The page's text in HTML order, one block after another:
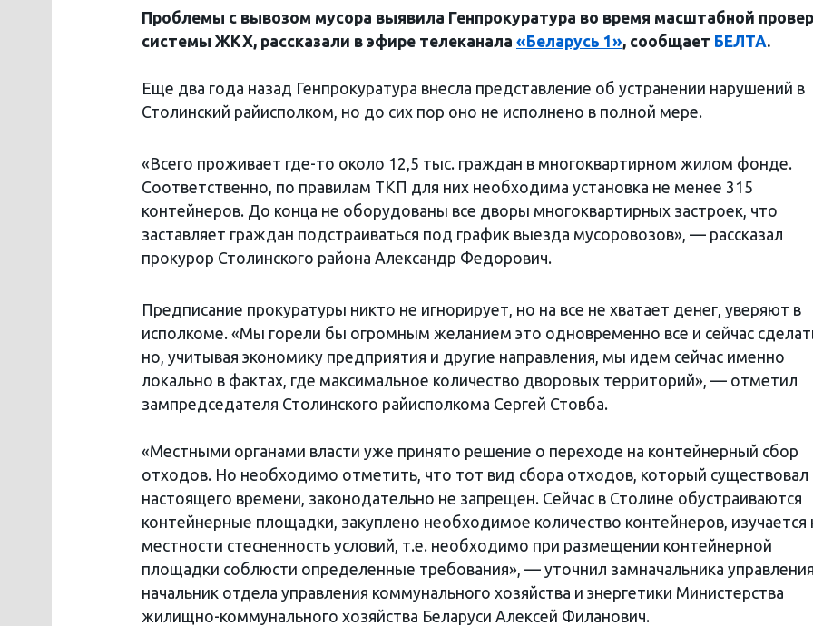
Проблемы с вывозом мусора выявила Генпрокуратура во время масштабной
системы ЖКХ, рассказали в эфире телеканала «Беларусь 1», сообщает БЕЛТА.
Еще два года назад Генпрокуратура внесла представление об устранении нарушений в
Столинский райисполком, но до сих пор оно не исполнено в полной мере.
«Всего проживает где-то около 12,5 тыс. граждан в многоквартирном жилом фонде.
Соответственно, по правилам ТКП для них необходима установка не менее 315
контейнеров. До конца не оборудованы все дворы многоквартирных застроек, что
заставляет граждан подстраиваться под график выезда мусоровозов», — рассказал
прокурор Столинского района Александр Федорович.
Предписание прокуратуры никто не игнорирует, но на все не хватает денег, уверяют в
исполкоме. «Мы горели бы огромным желанием это одновременно все и сейчас
но, учитывая экономику предприятия и другие направления, мы идем сейчас именно
локально в фактах, где максимальное количество дворовых территорий», — отметил
зампредседателя Столинского райисполкома Сергей Стовба.
«Местными органами власти уже принято решение о переходе на контейнерный сбор
отходов. Но необходимо отметить, что тот вид сбора отходов, который существовал
настоящего времени, законодательно не запрещен. Сейчас в Столине обустраиваются
контейнерные площадки, закуплено необходимое количество контейнеров, изучается
местности стесненность условий, т.е. необходимо при размещении контейнерной
площадки соблюсти определенные требования», — уточнил замначальника
начальник отдела управления коммунального хозяйства и энергетики Министерства
жилищно-коммунального хозяйства Беларуси Алексей Филанович.